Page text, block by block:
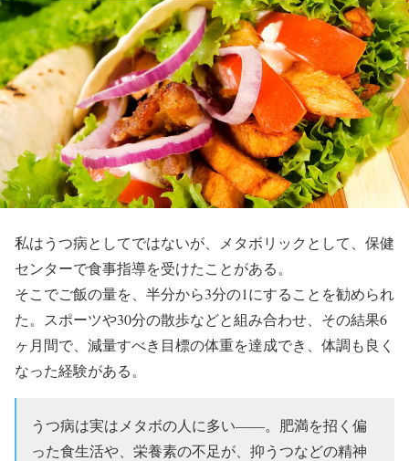
私はうつ病としてではないが、メタボリックとして、保健
センターで食事指導を受けたことがある。
そこでご飯の量を、半分から3分の1にすることを勧められ
た。スポーツや30分の散歩などと組み合わせ、 その結果6
ヶ月間で、減量すべき目標の体重を達成でき、体調も良く
なった経験がある。
うつ病は実はメタボの人に多い――。肥満を招く偏
った食生活や、栄養素の不足が、抑うつなどの精神